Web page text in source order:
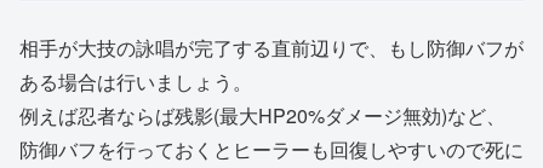
相手が大技の詠唱が完了する直前辺りで、もし防御バフが
ある場合は行いましょう。
例えば忍者ならば残影(最大HP20%ダメージ無効)など、
防御バフを行っておくとヒーラーも回復しやすいので死に